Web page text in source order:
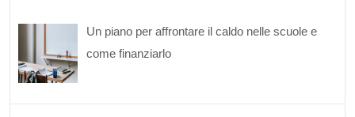
Un piano per affrontare il caldo nelle scuole e
come finanziarlo